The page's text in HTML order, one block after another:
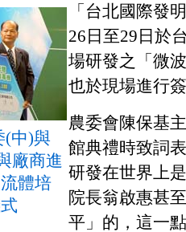
(中)與
廠商進
體培
「台北國際發
26日至29日於
場研發之「微
也於現場進行
農委會陳保基
館典禮時致詞
研發在世界上
院長翁啟惠甚
平」的，這一